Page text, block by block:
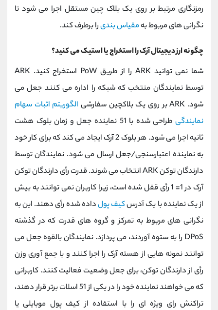
رمزنگاری مرتبط بر روی یک بلاک چین مستقل اجرا می شود تا
نگرانی های مربوط بهمقیاس بندیرا برطرف کند.
چگونه ارز دیجیتال آرک را استخراج یا استیک می کنید؟
شما نمی توانید ARK را از طریق PoW استخراج کنید. ARK
توسط نمایندگان منتخب که شبکه را اداره می کنند جعل می
شود. ARK بر روی یک بلاکچین سفارشی
الگوریتم اثبات سهام
نمایندگی
طراحی شده با 51 نماینده جعل و زمان بلوک هشت
ثانیه اجرا می شود. هر بلوک 2 آرک ایجاد می کند که برای کار خود
به نماینده اعتبارسنجی/جعل ارسال می شود. نمایندگان توسط
دارندگان توکن ARK انتخاب می شوند. قدرت رأی دارندگان توکن
آرک در 1= 1 رأی قفل شده است، زیرا کاربران نمی توانند به بیش
از یک نماینده با یک آدرسکیف پولداده شده رأی دهند. این به
نگرانی های مربوط به تمرکز و گروه های قدرت که در گذشته
DPoS را به ستوه آوردند، می پردازد. نمایندگان بالقوه جعل می‌
توانند نمونه‌ هایی از هسته آرک را اجرا کنند و با جمع ‌آوری وزن
رأی از دارندگان توکن، برای جعل وضعیت فعالیت کنند. کاربرانی
که می خواهند نماینده خود را در یکی از 51 اسلات برتر قرار دهند،
تراکنش رای ویژه ای را با استفاده از کیف پول موبایلی یا